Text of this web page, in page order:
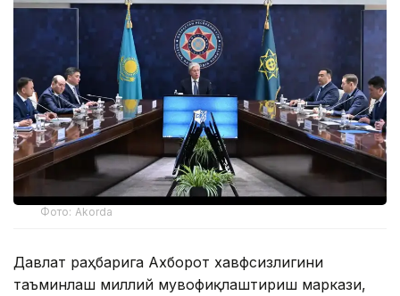
Фото: Akorda
Давлат раҳбарига Ахборот хавфсизлигини
таъминлаш миллий мувофиқлаштириш маркази,